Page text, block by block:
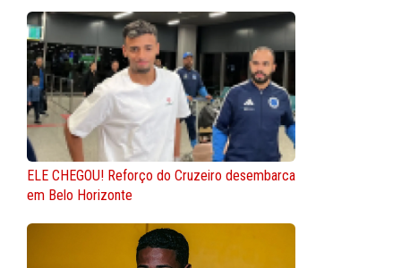
ELE CHEGOU! Reforço do Cruzeiro desembarca
em Belo Horizonte